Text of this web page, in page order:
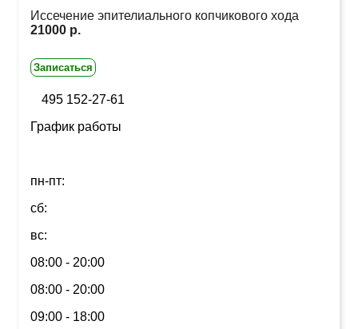
Иссечение эпителиального копчикового хода
21000 р.
Записаться
495 152-27-61
График работы
пн-пт:
сб:
вс:
08:00 - 20:00
08:00 - 20:00
09:00 - 18:00